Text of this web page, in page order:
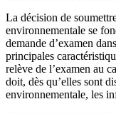
La décision de
environnementale se
demande d’examen
principales
relève de l’examen au
doit, dès qu’elles sont
environnementale, les